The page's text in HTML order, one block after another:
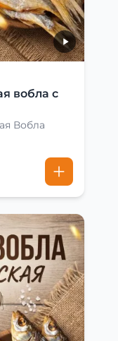
вобла с
Вобла